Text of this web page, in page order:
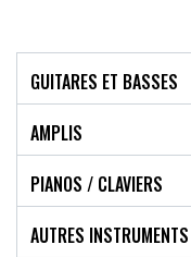
GUITARES ET BASSES
AMPLIS
PIANOS / CLAVIERS
AUTRES INSTRUMENTS